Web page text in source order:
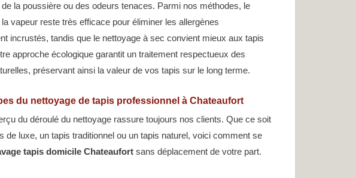
la poussière ou des odeurs tenaces. Parmi nos méthodes, le
vapeur reste très efficace pour éliminer les allergènes
incrustés, tandis que le nettoyage à sec convient mieux aux tapis
approche écologique garantit un traitement respectueux des
préservant ainsi la valeur de vos tapis sur le long terme.
du nettoyage de tapis professionnel à Chateaufort
du déroulé du nettoyage rassure toujours nos clients. Que ce soit
de luxe, un tapis traditionnel ou un tapis naturel, voici comment se
tapis domicile Chateaufort sans déplacement de votre part.